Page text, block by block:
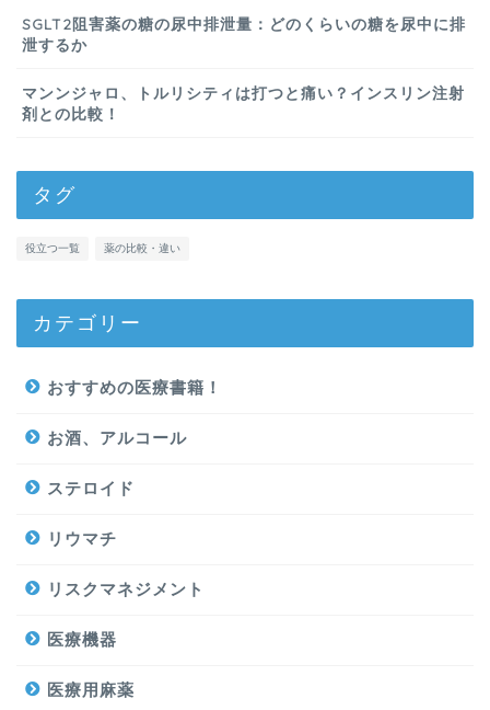
SGLT2阻害薬の糖の尿中排泄量：どのくらいの糖を尿中に排
泄するか
マンンジャロ、トルリシティは打つと痛い？インスリン注射
剤との比較！
タグ
役立つ一覧 薬の比較・違い
カテゴリー
おすすめの医療書籍！
お酒、アルコール
ステロイド
リウマチ
リスクマネジメント
医療機器
医療用麻薬